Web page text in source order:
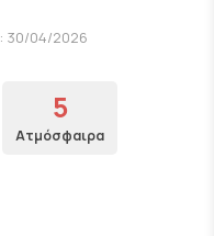
30/04/2026
5
Ατμόσφαιρα